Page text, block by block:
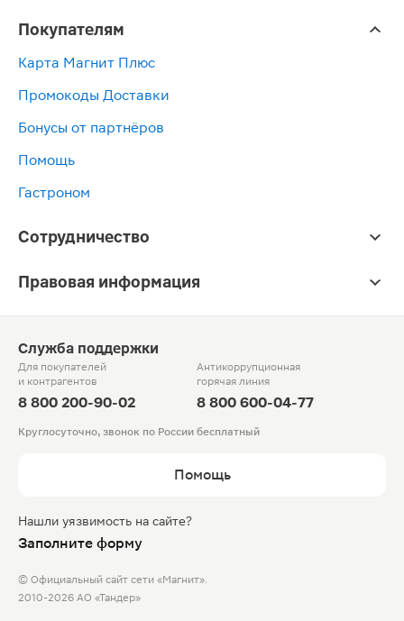
Покупателям
Карта Магнит Плюс
Промокоды Доставки
Бонусы от партнёров
Помощь
Гастроном
Сотрудничество
Правовая информация
Служба поддержки
Для покупателей
и контрагентов
8 800 200-90-02
Антикоррупционная
горячая линия
8 800 600-04-77
Круглосуточно, звонок по России бесплатный
Помощь
Нашли уязвимость на сайте?
Заполните форму
© Официальный сайт сети «Магнит».
2010-2026 АО «Тандер»